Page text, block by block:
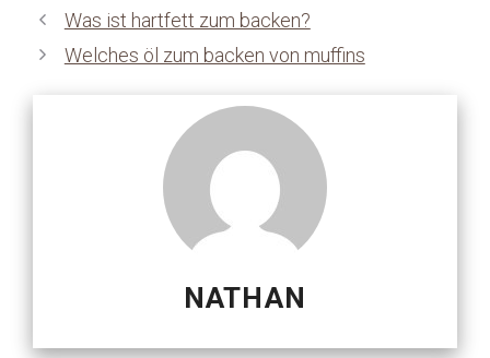
Was ist hartfett zum backen?
Welches öl zum backen von muffins
NATHAN